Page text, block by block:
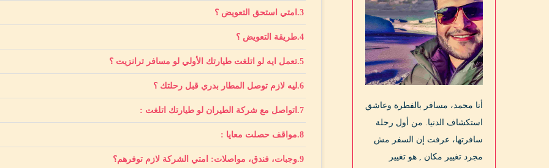
امتي استحق التعويض ؟
طريقة التعويض ؟
تعمل ايه لو اتلغت طيارتك الأولي لو مسافر ترانزيت ؟
ليه لازم توصل المطار بدري قبل رحلتك ؟
اتواصل مع شركة الطيران لو طيارتك اتلغت :
مواقف حصلت معايا :
وجبات، فندق، مواصلات: امتي الشركة لازم توفرهم؟
أنا محمد، مسافر بالفطرة وعاشق
استكشاف الدنيا. من أول رحلة
سافرتها، عرفت إن السفر مش
مجرد تغيير مكان , هو تغيير